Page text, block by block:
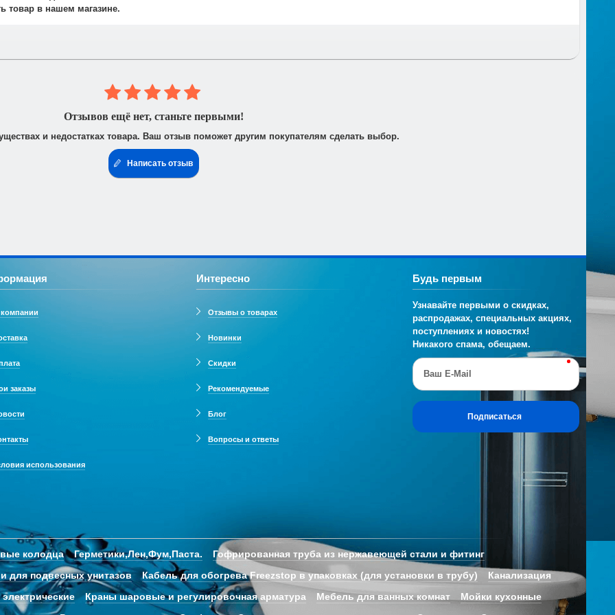
осуществляется.
товар в нашем магазине.
лицами. После получения заказа Вам высылается счёт по электронной почте для его оплаты в банке в
доверенность от фирмы-плательщика.
Отзывов ещё нет, станьте первыми!
и недостатках товара. Ваш отзыв поможет другим покупателям сделать выбор.
Написать отзыв
заказы
использования
Интересно
Отзывы о товарах
Новинки
Скидки
Рекомендуемые
Блог
Вопросы и ответы
Будь первым
Узнавайте первыми о скидках,
распродажах, специальных акциях,
поступлениях и новостях!
Никакого спама, обещаем.
Ваш E-Mail
Подписаться
колодца Герметики,Лен,Фум,Паста.
Гофрированная труба из нержавеющей стали и фитинг
для подвесных унитазов Кабель для обогрева Freezstop в упаковках (для установки в трубу)
Канализация
Краны шаровые и регулировочная арматура Мебель для ванных комнат
Мойки кухонные